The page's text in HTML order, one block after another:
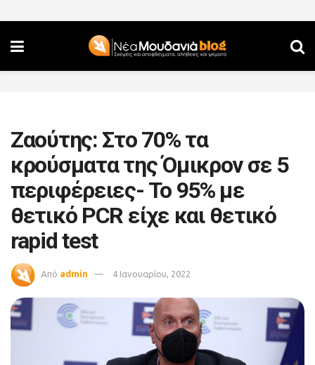
Ζαούτης: Στο 70% τα
κρούσματα της Όμικρον σε 5
περιφέρειες- Το 95% με
θετικό PCR είχε και θετικό
rapid test
Από admin 4 Ιανουαρίου, 2022